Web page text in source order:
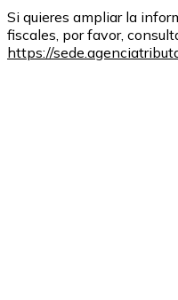
Si quieres ampliar la
fiscales, por favor,
https://